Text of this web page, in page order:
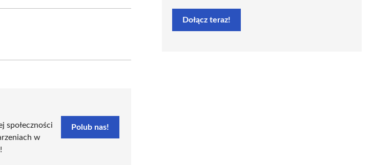
społeczności
w
Polub nas!
Dołącz teraz!